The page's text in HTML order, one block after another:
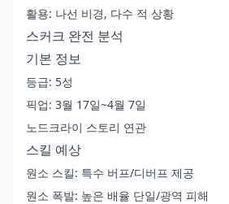
활용: 나선 비경, 다수 적 상황
스커크 완전 분석
기본 정보
등급: 5성
픽업: 3월 17일~4월 7일
노드크라이 스토리 연관
스킬 예상
원소 스킬: 특수 버프/디버프 제공
원소 폭발: 높은 배율 단일/광역 피해